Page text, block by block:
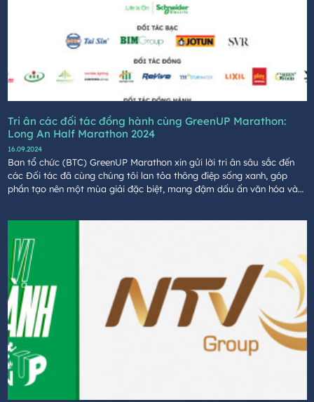
Tri ân các đối tác đồng hành cùng GreenUP Marathon:
Long An Half Marathon 2024
16.09.2024
Ban tổ chức (BTC) GreenUP Marathon xin gửi lời tri ân sâu sắc đến
các Đối tác đã cùng chúng tôi lan tỏa thông điệp sống xanh, góp
phần tạo nên một mùa giải đặc biệt, mang đậm dấu ấn văn hóa và